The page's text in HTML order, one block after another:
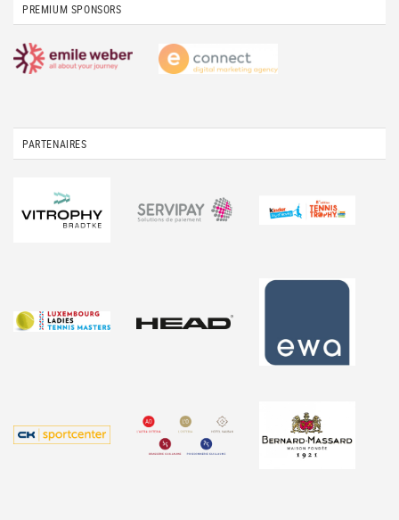
PREMIUM SPONSORS
PARTENAIRES